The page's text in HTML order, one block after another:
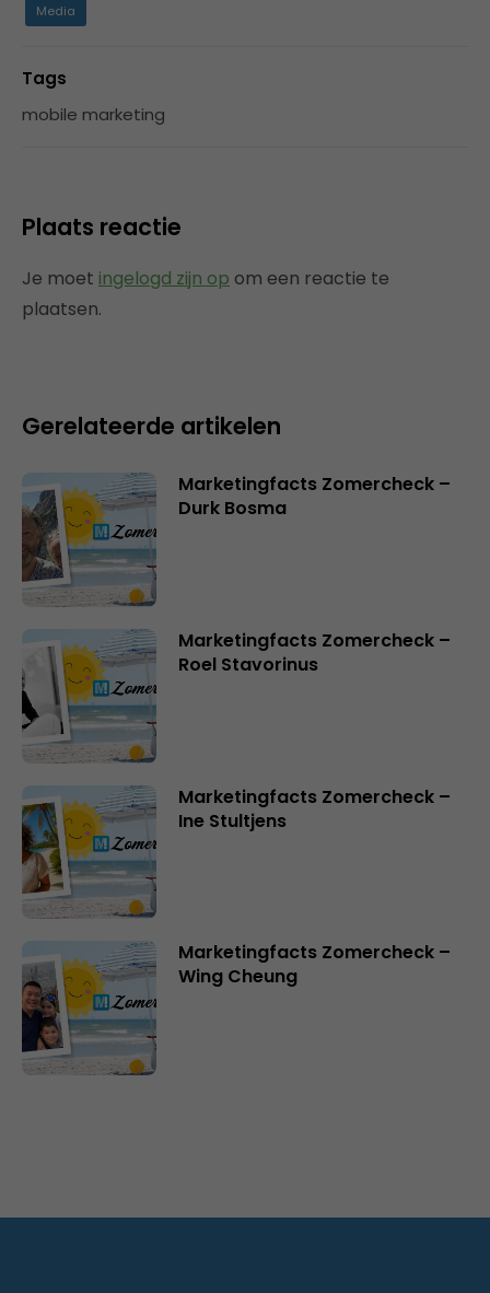
Media
Tags
mobile marketing
Plaats reactie
Je moet ingelogd zijn op om een reactie te
plaatsen.
Gerelateerde artikelen
Marketingfacts Zomercheck –
Durk Bosma
Marketingfacts Zomercheck –
Roel Stavorinus
Marketingfacts Zomercheck –
Ine Stultjens
Marketingfacts Zomercheck –
Wing Cheung